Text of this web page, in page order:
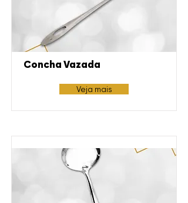
Concha Vazada
Veja mais